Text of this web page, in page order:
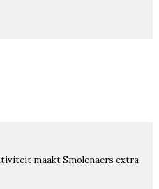
maakt Smolenaers extra